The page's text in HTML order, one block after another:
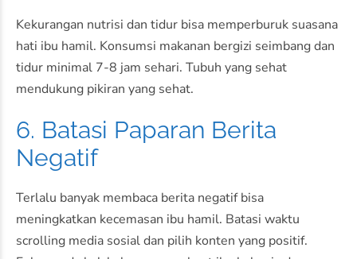
Kekurangan nutrisi dan tidur bisa memperburuk suasana
hati ibu hamil. Konsumsi makanan bergizi seimbang dan
tidur minimal 7-8 jam sehari. Tubuh yang sehat
mendukung pikiran yang sehat.
6. Batasi Paparan Berita
Negatif
Terlalu banyak membaca berita negatif bisa
meningkatkan kecemasan ibu hamil. Batasi waktu
scrolling media sosial dan pilih konten yang positif.